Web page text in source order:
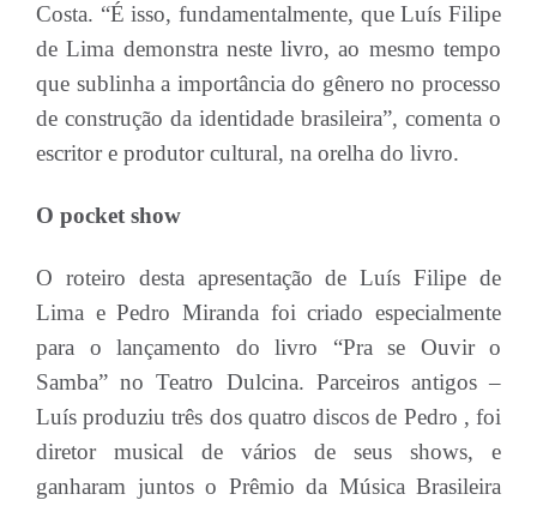
Costa. “É isso, fundamentalmente, que Luís Filipe
de Lima demonstra neste livro, ao mesmo tempo
que sublinha a importância do gênero no processo
de construção da identidade brasileira”, comenta o
escritor e produtor cultural, na orelha do livro.
O pocket show
O roteiro desta apresentação de Luís Filipe de
Lima e Pedro Miranda foi criado especialmente
para o lançamento do livro “Pra se Ouvir o
Samba” no Teatro Dulcina. Parceiros antigos –
Luís produziu três dos quatro discos de Pedro , foi
diretor musical de vários de seus shows, e
ganharam juntos o Prêmio da Música Brasileira